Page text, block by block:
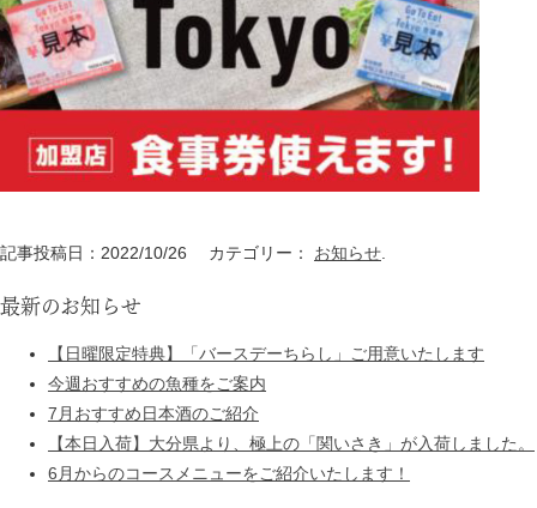
記事投稿日：2022/10/26 カテゴリー： お知らせ.
最新のお知らせ
【日曜限定特典】「バースデーちらし」ご用意いたします
今週おすすめの魚種をご案内
7月おすすめ日本酒のご紹介
【本日入荷】大分県より、極上の「関いさき」が入荷しました。
6月からのコースメニューをご紹介いたします！